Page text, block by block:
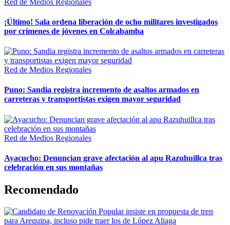
¡Último! Sala ordena liberación de ocho militares investigados
por crímenes de jóvenes en Colcabamba
Red de Medios Regionales
Puno: Sandia registra incremento de asaltos armados en
carreteras y transportistas exigen mayor seguridad
Red de Medios Regionales
Ayacucho: Denuncian grave afectación al apu Razuhuillca tras
celebración en sus montañas
Recomendado